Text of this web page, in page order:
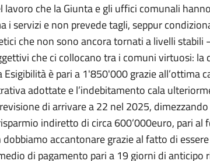
lavoro che la Giunta e gli uffici comunali
i servizi e non prevede tagli, seppur
che non sono ancora tornati a livelli stabili
che ci collocano tra i comuni virtuosi: la
è pari a 1'850'000 grazie all’ottima
adottate e l’indebitamento cala
di arrivare a 22 nel 2025,
indiretto di circa 600’000euro, pari al
accantonare grazie al fatto di
di pagamento pari a 19 giorni di anticipo